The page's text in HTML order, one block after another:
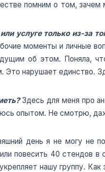
помним о том,
услуге только из-за
моменты и личные
об этом. Поняла,
Это нарушает единство.
Здесь для меня про
опытом. Не смотрю,
день я не могу не
повесить 40 стендов в
нашу группу. Как